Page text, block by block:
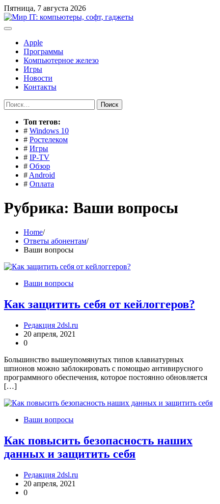
Перейти
к
содержимому
Пятница, 7 августа 2026
Apple
Программы
Компьютерное железо
Игры
Новости
Контакты
Найти:
Toп тегов:
# Windows 10
# Ростелеком
# Игры
# IP-TV
# Обзор
# Android
# Оплата
Рубрика: Ваши вопросы
Home
Ответы абонентам
Ваши вопросы
Ваши вопросы
Как защитить себя от кейлоггеров?
Редакция 2dsl.ru
20 апреля, 2021
0
Большинство вышеупомянутых типов клавиатурных
шпионов можно заблокировать с помощью антивирусного
программного обеспечения, которое постоянно обновляется
[…]
Ваши вопросы
Как повысить безопасность наших
данных и защитить себя
Редакция 2dsl.ru
20 апреля, 2021
0